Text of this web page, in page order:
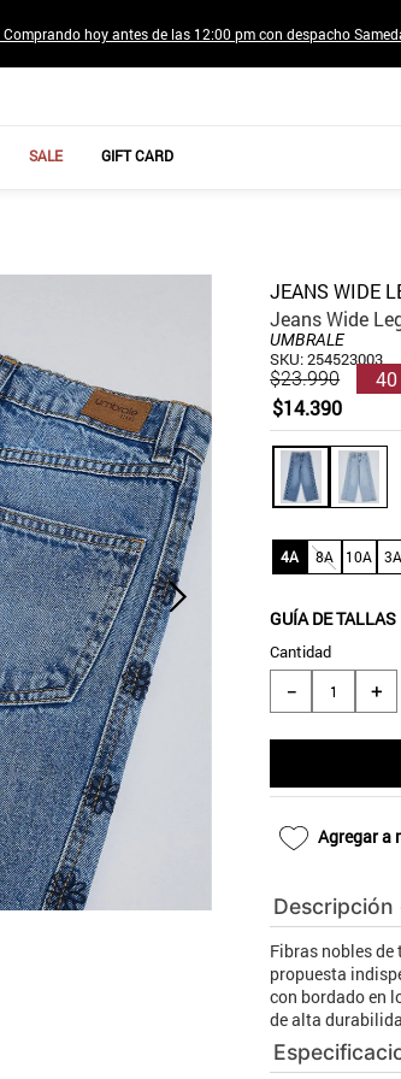
Comprando hoy antes de las 12:00 pm con despacho
SALE GIFT CARD
JEANS WIDE
Jeans Wide
UMBRALE
SKU:254523003
$23.990
$14.390
40
4A 8A 10A
GUÍA DE TALLAS
Cantidad
＋
－
Agregar a
Fibras nobles
propuesta
con bordado en
de alta
botin
cafe
collar
aros
blanco